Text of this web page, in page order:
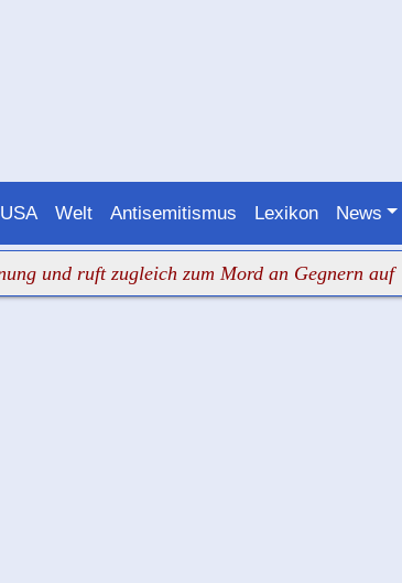
USA Welt Antisemitismus Lexikon News
ruft zugleich zum Mord an Gegnern auf